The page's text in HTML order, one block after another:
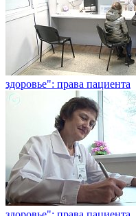
здоровье": права пациента